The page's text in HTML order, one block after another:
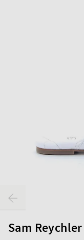
Sam Reychler